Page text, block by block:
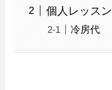
個人レッスン
冷房代